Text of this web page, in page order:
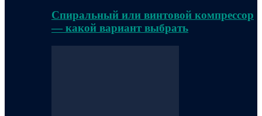
Спиральный или винтовой компрессор
— какой вариант выбрать